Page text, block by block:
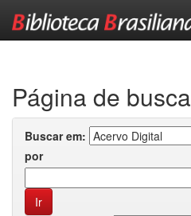
Página de busca
Buscar em:
por